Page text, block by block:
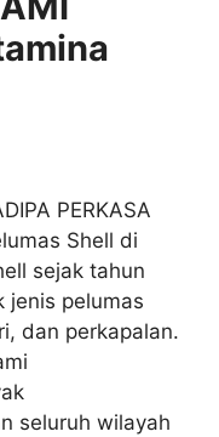
PERKASA
Shell di
sejak tahun
jenis pelumas
dan perkapalan.
seluruh wilayah